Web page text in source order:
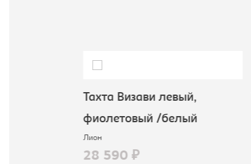
Тахта Визави левый,
фиолетовый /белый
Лион
28 590 ₽